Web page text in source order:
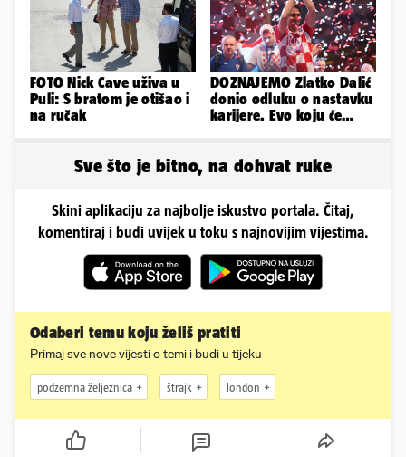
FOTO Nick Cave uživa u
Puli: S bratom je otišao i
na ručak
DOZNAJEMO Zlatko Dalić
donio odluku o nastavku
karijere. Evo koju će
Sve što je bitno, na dohvat ruke
Skini aplikaciju za najbolje iskustvo portala. Čitaj,
komentiraj i budi uvijek u toku s najnovijim vijestima.
Odaberi temu koju želiš pratiti
Primaj sve nove vijesti o temi i budi u tijeku
podzemna željeznica štrajk london